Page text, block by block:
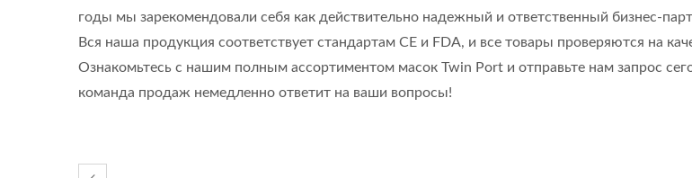
годы мы зарекомендовали себя как действительно надежный и ответственный бизнес-
Вся наша продукция соответствует стандартам CE и FDA, и все товары проверяются на
Ознакомьтесь с нашим полным ассортиментом масок Twin Port и отправьте нам запрос
команда продаж немедленно ответит на ваши вопросы!